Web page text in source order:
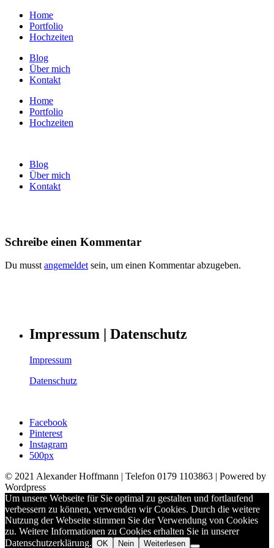
Home
Portfolio
Hochzeiten
Blog
Über mich
Kontakt
Home
Portfolio
Hochzeiten
Blog
Über mich
Kontakt
Schreibe einen Kommentar
Du musstangemeldetsein, um einen Kommentar abzugeben.
Impressum | Datenschutz
Impressum
Datenschutz
Facebook
Pinterest
Instagram
500px
© 2021 Alexander Hoffmann | Telefon 0179 1103863 | Powered by
Wordpress
Um unsere Webseite für Sie optimal zu gestalten und fortlaufend
verbessern zu können, verwenden wir Cookies. Durch die weitere
Nutzung der Webseite stimmen Sie der Verwendung von Cookies
zu. Weitere Informationen zu Cookies erhalten Sie in unserer
Datenschutzerklärung. OK Nein Weiterlesen